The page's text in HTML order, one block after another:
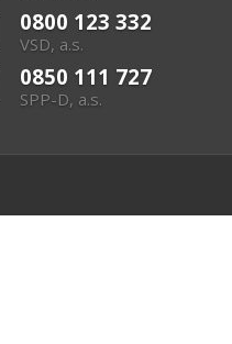
0800 123 332
VSD, a.s.
0850 111 727
SPP-D, a.s.